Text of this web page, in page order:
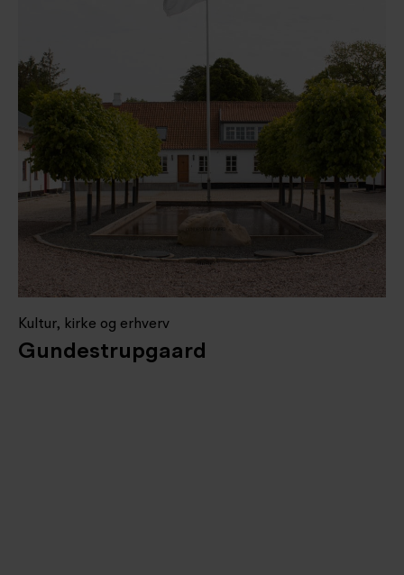
Kultur, kirke og erhverv
Gundestrupgaard